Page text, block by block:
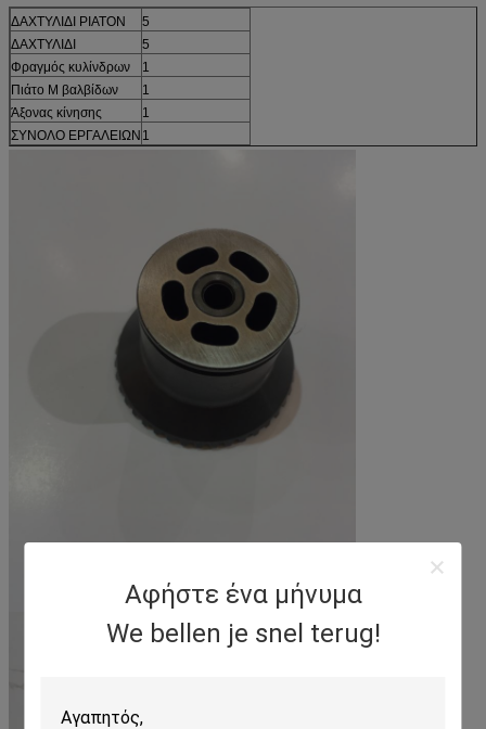
Αφήστε ένα μήνυμα
We bellen je snel terug!
ΔΑΧΤΥΛΙΔΙ PIATON
5
ΔΑΧΤΥΛΙΔΙ
5
Φραγμός κυλίνδρων
1
Πιάτο Μ βαλβίδων
1
Άξονας κίνησης
1
ΣΥΝΟΛΟ ΕΡΓΑΛΕΙΩΝ 1